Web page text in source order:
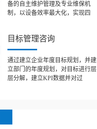
备的自主维护管理及专业维保机
制，以设备效率最大化，实现四
目标管理咨询
通过建立企业年度目标规划，并建
立部门的年度规划，对目标进行层
层分解，建立KPI数据并对过